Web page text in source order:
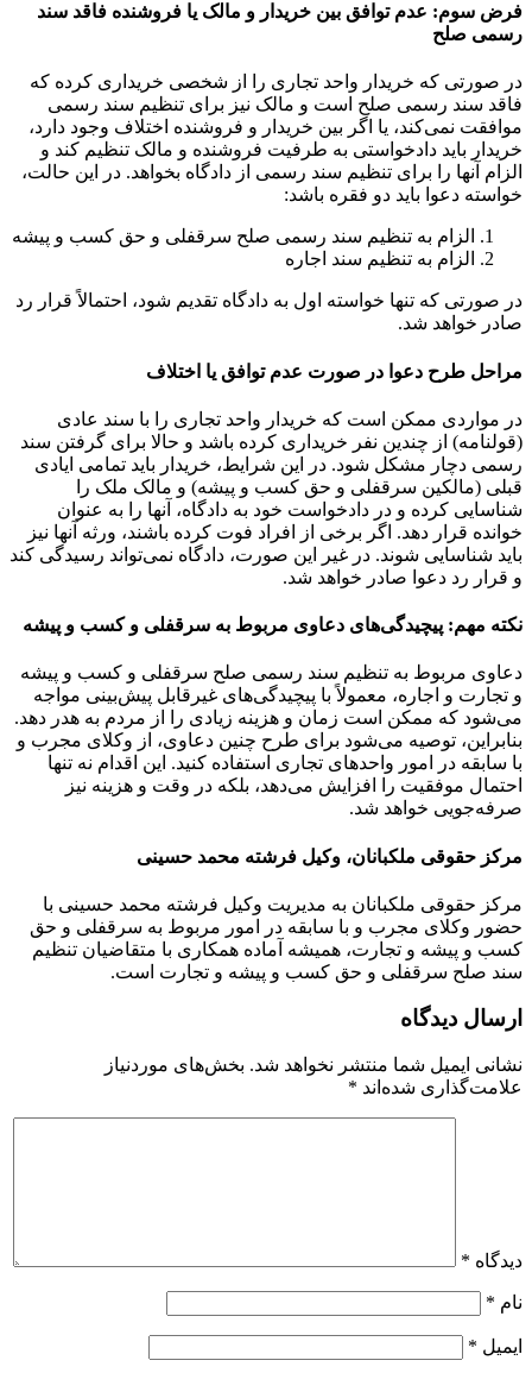
فرض سوم: عدم توافق بین خریدار و مالک یا فروشنده فاقد سند
رسمی صلح
در صورتی که خریدار واحد تجاری را از شخصی خریداری کرده که
فاقد سند رسمی صلح است و مالک نیز برای تنظیم سند رسمی
موافقت نمی‌کند، یا اگر بین خریدار و فروشنده اختلاف وجود دارد،
خریدار باید دادخواستی به طرفیت فروشنده و مالک تنظیم کند و
الزام آنها را برای تنظیم سند رسمی از دادگاه بخواهد. در این حالت،
خواسته دعوا باید دو فقره باشد:
الزام به تنظیم سند رسمی صلح سرقفلی و حق کسب و پیشه
الزام به تنظیم سند اجاره
در صورتی که تنها خواسته اول به دادگاه تقدیم شود، احتمالاً قرار رد
صادر خواهد شد.
مراحل طرح دعوا در صورت عدم توافق یا اختلاف
در مواردی ممکن است که خریدار واحد تجاری را با سند عادی
(قولنامه) از چندین نفر خریداری کرده باشد و حالا برای گرفتن سند
رسمی دچار مشکل شود. در این شرایط، خریدار باید تمامی ایادی
قبلی (مالکین سرقفلی و حق کسب و پیشه) و مالک ملک را
شناسایی کرده و در دادخواست خود به دادگاه، آنها را به عنوان
خوانده قرار دهد. اگر برخی از افراد فوت کرده باشند، ورثه آنها نیز
باید شناسایی شوند. در غیر این صورت، دادگاه نمی‌تواند رسیدگی کند
و قرار رد دعوا صادر خواهد شد.
نکته مهم: پیچیدگی‌های دعاوی مربوط به سرقفلی و کسب و پیشه
دعاوی مربوط به تنظیم سند رسمی صلح سرقفلی و کسب و پیشه
و تجارت و اجاره، معمولاً با پیچیدگی‌های غیرقابل پیش‌بینی مواجه
می‌شود که ممکن است زمان و هزینه زیادی را از مردم به هدر دهد.
بنابراین، توصیه می‌شود برای طرح چنین دعاوی، از وکلای مجرب و
با سابقه در امور واحدهای تجاری استفاده کنید. این اقدام نه تنها
احتمال موفقیت را افزایش می‌دهد، بلکه در وقت و هزینه نیز
صرفه‌جویی خواهد شد.
مرکز حقوقی ملکبانان، وکیل فرشته محمد حسینی
مرکز حقوقی ملکبانان به مدیریت وکیل فرشته محمد حسینی با
حضور وکلای مجرب و با سابقه در امور مربوط به سرقفلی و حق
کسب و پیشه و تجارت، همیشه آماده همکاری با متقاضیان تنظیم
سند صلح سرقفلی و حق کسب و پیشه و تجارت است.
ارسال دیدگاه
نشانی ایمیل شما منتشر نخواهد شد. بخش‌های موردنیاز
علامت‌گذاری شده‌اند *
دیدگاه *
نام *
ایمیل *